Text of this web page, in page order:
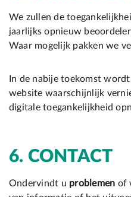
We zullen de
jaarlijks opnieuw
Waar mogelijk pakken we
In de nabije toekomst
website waarschijnlijk
digitale toegankelijkheid
6. CONTACT
Ondervindt u problemen of